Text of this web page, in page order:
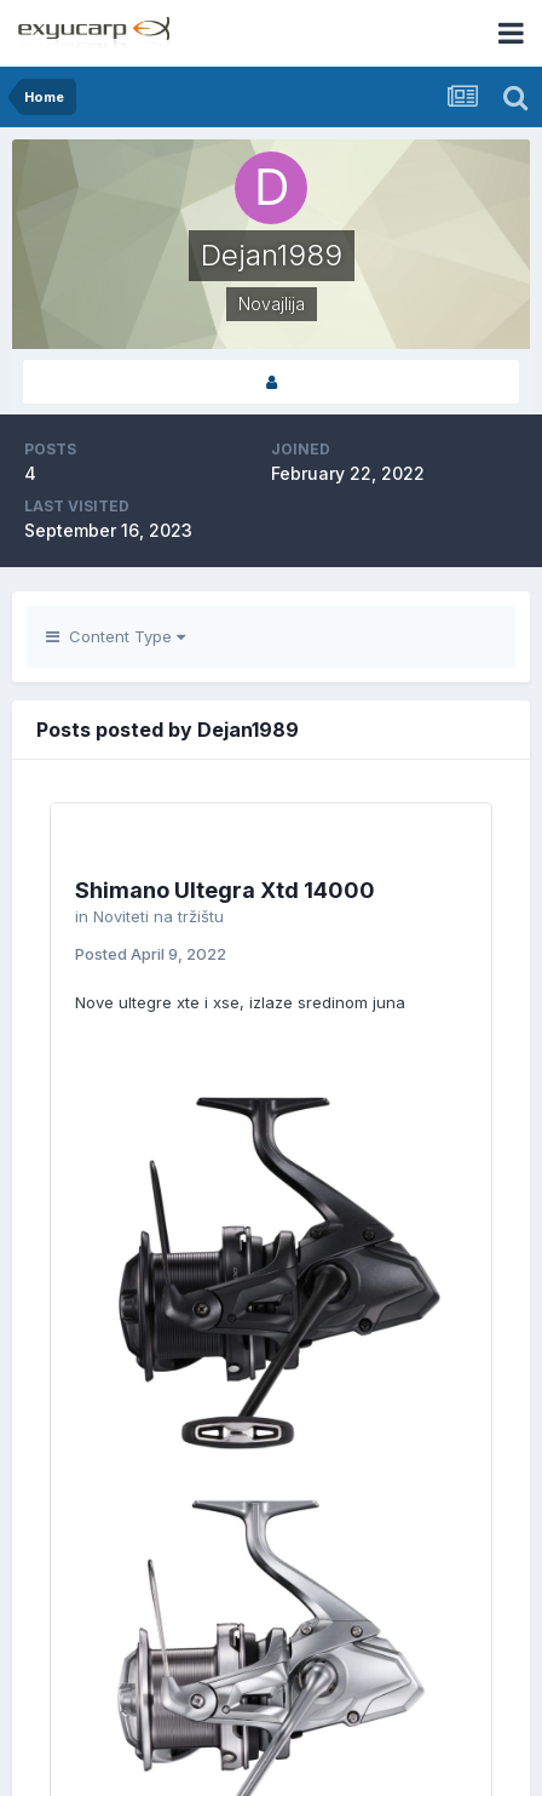
Home
Dejan1989
Novajlija
POSTS
4
JOINED
February 22, 2022
LAST VISITED
September 16, 2023
Content Type
Posts posted by Dejan1989
Shimano Ultegra Xtd 14000
in Noviteti na tržištu
Posted April 9, 2022
Nove ultegre xte i xse, izlaze sredinom juna